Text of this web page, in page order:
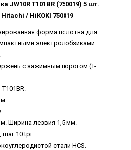
JW10R T101BR (750019) 5 шт.
/ HiKOKI 750019
форма полотна для
электролобзиками.
с зажимным порогом (T-
Ширина лезвия 1,5 мм.
шаг 10 tpi.
стали HCS.